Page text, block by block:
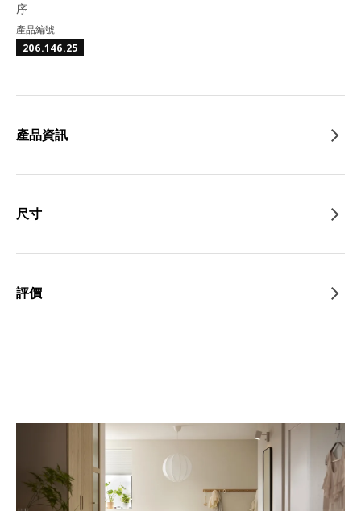
序
產品編號
206.146.25
產品資訊
尺寸
評價